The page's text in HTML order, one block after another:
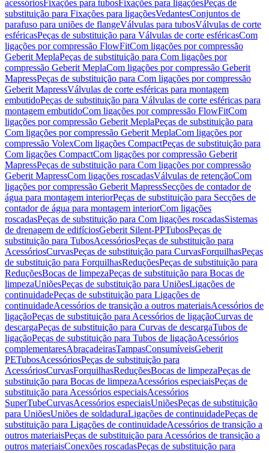
acessóriosFixações para tubosFixações para ligaçõesPeças de
substituição para Fixações para ligaçõesVedantesConjuntos de
parafuso para uniões de flangeVálvulas para tubosVálvulas de corte
esféricasPeças de substituição para Válvulas de corte esféricasCom
ligações por compressão FlowFitCom ligações por compressão
Geberit MeplaPeças de substituição para Com ligações por
compressão Geberit MeplaCom ligações por compressão Geberit
MapressPeças de substituição para Com ligações por compressão
Geberit MapressVálvulas de corte esféricas para montagem
embutidoPeças de substituição para Válvulas de corte esféricas para
montagem embutidoCom ligações por compressão FlowFitCom
ligações por compressão Geberit MeplaPeças de substituição para
Com ligações por compressão Geberit MeplaCom ligações por
compressão VolexCom ligações CompactPeças de substituição para
Com ligações CompactCom ligações por compressão Geberit
MapressPeças de substituição para Com ligações por compressão
Geberit MapressCom ligações roscadasVálvulas de retençãoCom
ligações por compressão Geberit MapressSecções de contador de
água para montagem interiorPeças de substituição para Secções de
contador de água para montagem interiorCom ligações
roscadasPeças de substituição para Com ligações roscadasSistemas
de drenagem de edifíciosGeberit Silent-PPTubosPeças de
substituição para TubosAcessóriosPeças de substituição para
AcessóriosCurvasPeças de substituição para CurvasForquilhasPeças
de substituição para ForquilhasReduçõesPeças de substituição para
ReduçõesBocas de limpezaPeças de substituição para Bocas de
limpezaUniõesPeças de substituição para UniõesLigações de
continuidadePeças de substituição para Ligações de
continuidadeAcessórios de transição a outros materiaisAcessórios de
ligaçãoPeças de substituição para Acessórios de ligaçãoCurvas de
descargaPeças de substituição para Curvas de descargaTubos de
ligaçãoPeças de substituição para Tubos de ligaçãoAcessórios
complementaresAbraçadeirasTampasConsumíveisGeberit
PETubosAcessóriosPeças de substituição para
AcessóriosCurvasForquilhasReduçõesBocas de limpezaPeças de
substituição para Bocas de limpezaAcessórios especiaisPeças de
substituição para Acessórios especiaisAcessórios
SuperTubeCurvasAcessórios especiaisUniõesPeças de substituição
para UniõesUniões de soldaduraLigações de continuidadePeças de
substituição para Ligações de continuidadeAcessórios de transição a
outros materiaisPeças de substituição para Acessórios de transição a
outros materiaisConexões roscadasPeças de substituição para